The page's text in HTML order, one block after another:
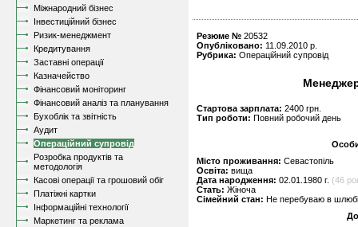
Міжнародний бізнес
Інвестиційний бізнес
Ризик-менеджмент
Кредитування
Заставні операції
Казначейство
Фінансовий моніторинг
Фінансовий аналіз та планування
Бухоблік та звітність
Аудит
Операційний супровід
Розробка продуктів та
методологія
Касові операції та грошовий обіг
Платіжні картки
Інформаційні технології
Маркетинг та реклама
Резюме № 20532
Опубліковано: 11.09.2010 р.
Рубрика: Операційний супровід
Стартова зарплата: 2400 грн.
Тип роботи: Повний робочий день
Місто проживання: Севастопіль
Освіта: вища
Дата народження: 02.01.1980 г. (46
Стать: Жіноча
Сімейний стан: Не перебуваю в